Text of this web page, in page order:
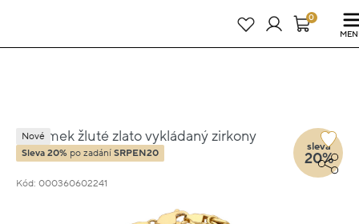
25 dní : 19h : 33m : 30s0
Náramek žluté zlato vykládaný zirkony
vel.22 11g
Kód: 000360602241
Nové
Sleva 20% po zadání SRPEN20
sleva
20%